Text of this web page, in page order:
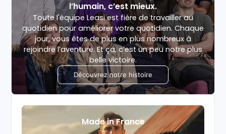
l’humain, c’est mieux.
Toute l'équipe Leasi est fière de travailler au
quotidien pour améliorer votre quotidien. Chaque
jour, vous êtes de plus en plus nombreux à
rejoindre l’aventure. Et ça, c’est un peu notre plus
belle victoire.
Découvrez notre histoire
Made in France